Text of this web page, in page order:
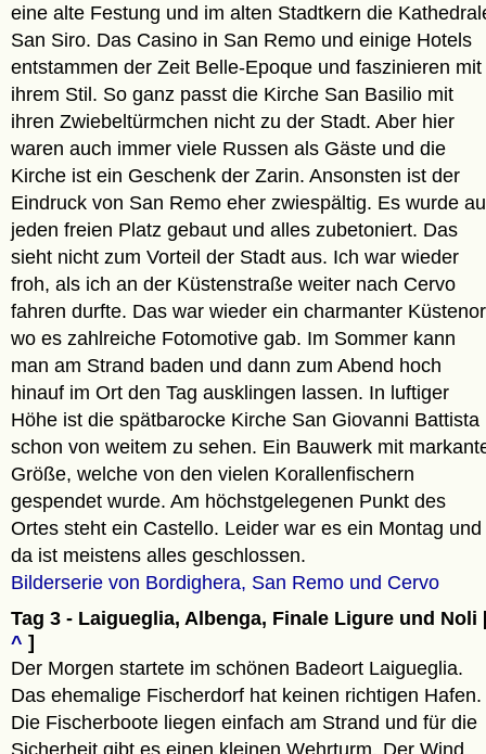
eine alte Festung und im alten Stadtkern die
San Siro. Das Casino in San Remo und einige Hotels
entstammen der Zeit Belle-Epoque und faszinieren mit
ihrem Stil. So ganz passt die Kirche San Basilio mit
ihren Zwiebeltürmchen nicht zu der Stadt. Aber hier
waren auch immer viele Russen als Gäste und die
Kirche ist ein Geschenk der Zarin. Ansonsten ist der
Eindruck von San Remo eher zwiespältig. Es wurde
jeden freien Platz gebaut und alles zubetoniert. Das
sieht nicht zum Vorteil der Stadt aus. Ich war wieder
froh, als ich an der Küstenstraße weiter nach Cervo
fahren durfte. Das war wieder ein charmanter
wo es zahlreiche Fotomotive gab. Im Sommer kann
man am Strand baden und dann zum Abend hoch
hinauf im Ort den Tag ausklingen lassen. In luftiger
Höhe ist die spätbarocke Kirche San Giovanni Battista
schon von weitem zu sehen. Ein Bauwerk mit
Größe, welche von den vielen Korallenfischern
gespendet wurde. Am höchstgelegenen Punkt des
Ortes steht ein Castello. Leider war es ein Montag und
da ist meistens alles geschlossen.
Bilderserie von Bordighera, San Remo und Cervo
Tag 3 - Laigueglia, Albenga, Finale Ligure und Noli
^ ]
Der Morgen startete im schönen Badeort Laigueglia.
Das ehemalige Fischerdorf hat keinen richtigen Hafen.
Die Fischerboote liegen einfach am Strand und für die
Sicherheit gibt es einen kleinen Wehrturm. Der Wind